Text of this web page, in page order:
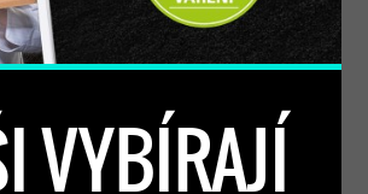
VYBÍRAJÍ